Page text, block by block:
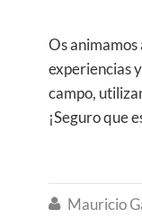
Os
experiencias
campo,
¡Seguro que
 Mauricio